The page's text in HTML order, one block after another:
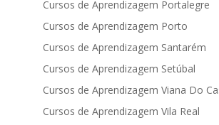
Cursos de Aprendizagem Portalegre
Cursos de Aprendizagem Porto
Cursos de Aprendizagem Santarém
Cursos de Aprendizagem Setúbal
Cursos de Aprendizagem Viana Do
Cursos de Aprendizagem Vila Real